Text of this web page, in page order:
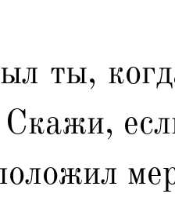
ты,
Скажи,